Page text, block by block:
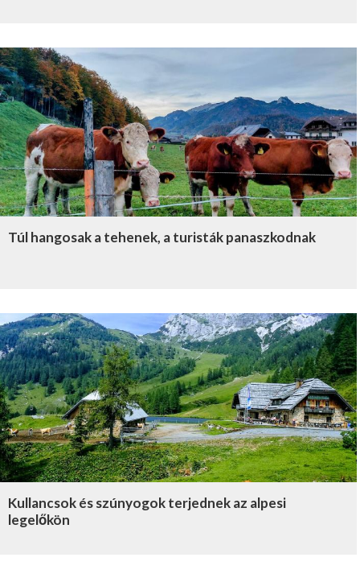
Túl hangosak a tehenek, a turisták panaszkodnak
Kullancsok és szúnyogok terjednek az alpesi
legelőkön